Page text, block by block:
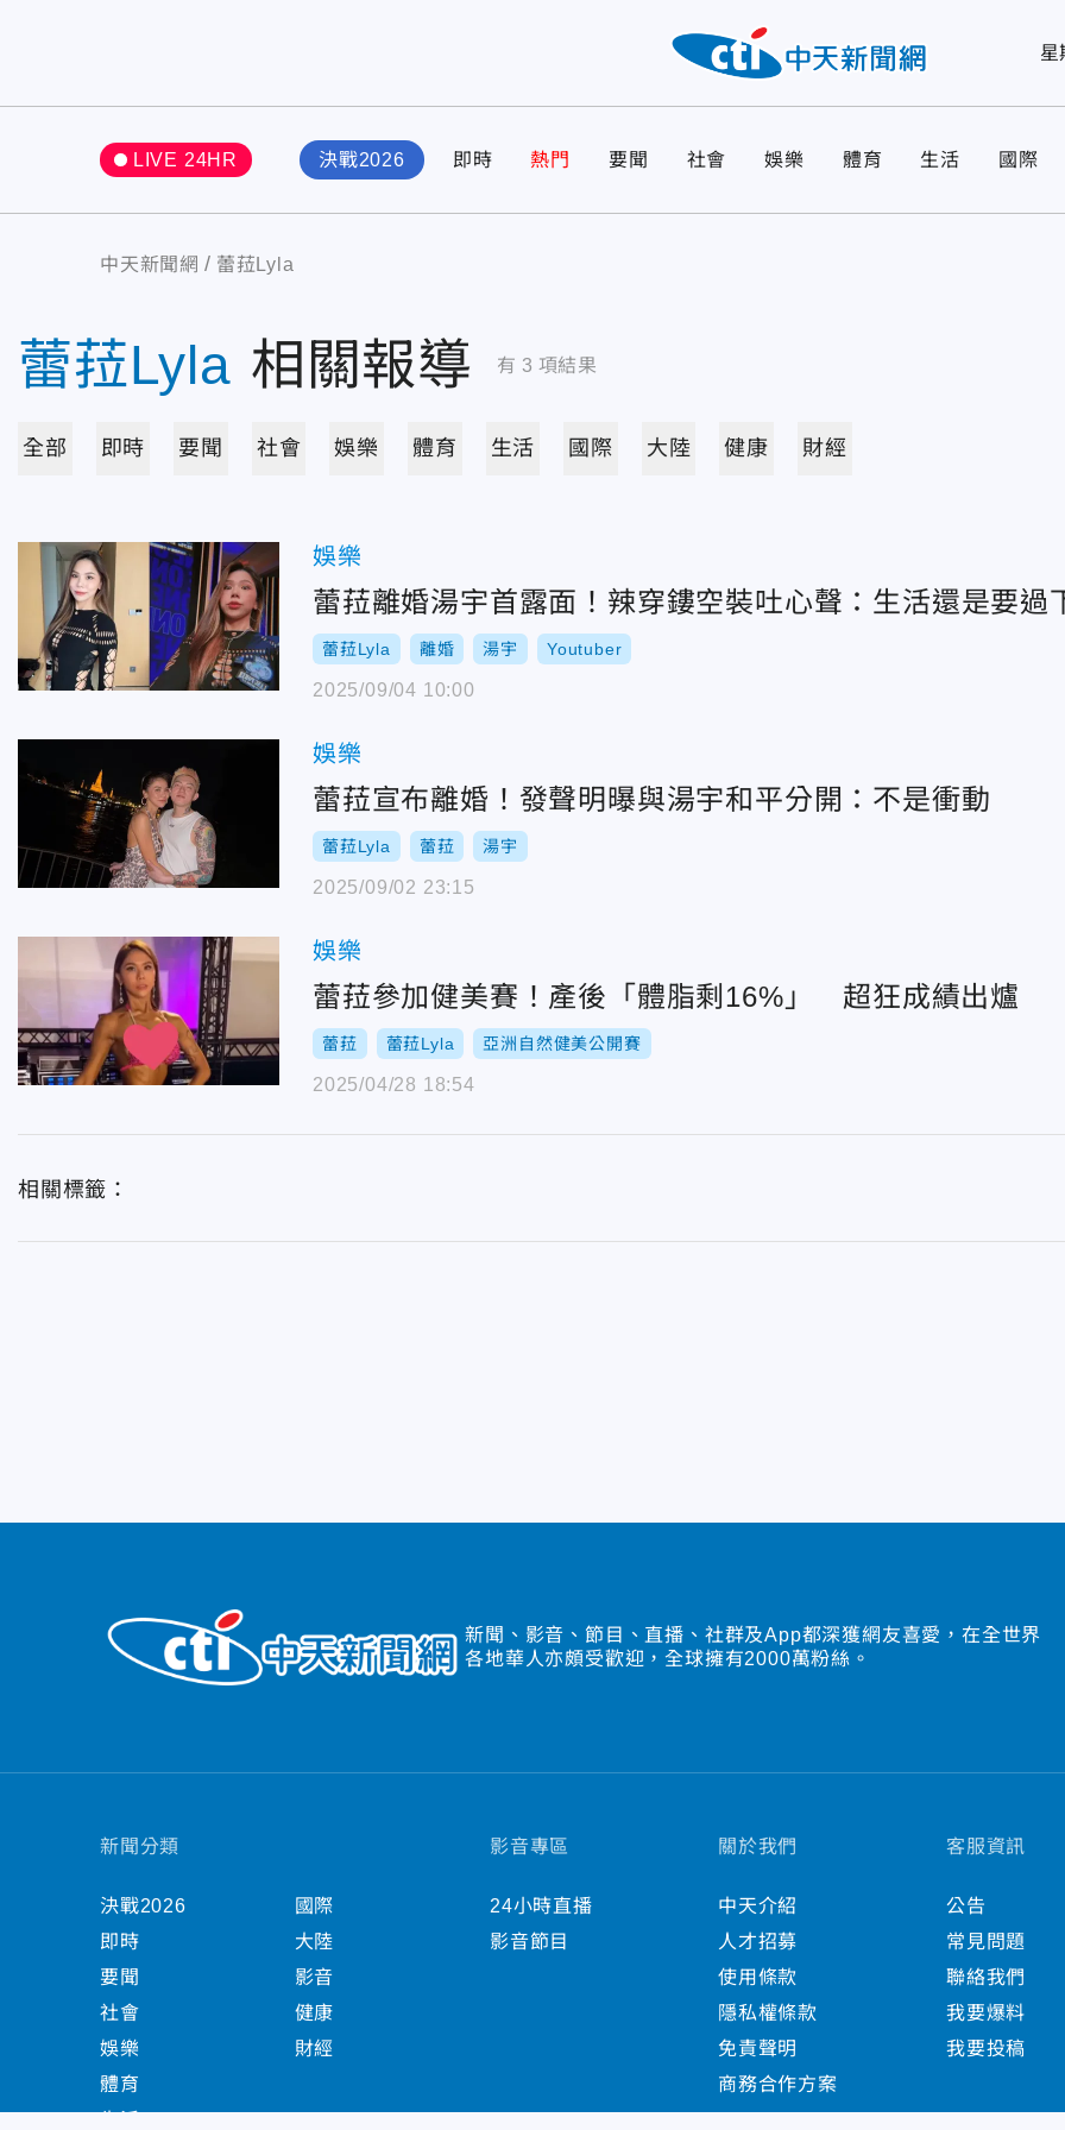
星
LIVE 24HR 決戰2026 即時 熱門 要聞 社會 娛樂 體育 生活 國際
中天新聞網 蕾菈Lyla
蕾菈Lyla 相關報導 有 3 項結果
全部 即時 要聞 社會 娛樂 體育 生活 國際 大陸 健康 財經
娛樂
蕾菈離婚湯宇首露面！辣穿鏤空裝吐心聲：生活還是要過
蕾菈Lyla 離婚 湯宇 Youtuber
2025/09/04 10:00
娛樂
蕾菈宣布離婚！發聲明曝與湯宇和平分開：不是衝動
蕾菈Lyla 蕾菈 湯宇
2025/09/02 23:15
娛樂
蕾菈參加健美賽！產後「體脂剩16%」 超狂成績出爐
蕾菈 蕾菈Lyla 亞洲自然健美公開賽
2025/04/28 18:54
相關標籤：
新聞、影音、節目、直播、社群及App都深獲網友喜愛，在全世界
各地華人亦頗受歡迎，全球擁有2000萬粉絲。
新聞分類
決戰2026
即時
要聞
社會
娛樂
體育
國際
大陸
影音
健康
財經
影音專區
24小時直播
影音節目
關於我們
中天介紹
人才招募
使用條款
隱私權條款
免責聲明
商務合作方案
客服資訊
公告
常見問題
聯絡我們
我要爆料
我要投稿